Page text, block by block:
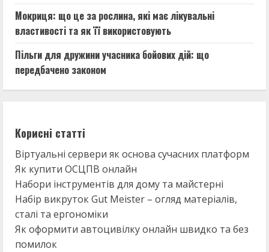
Мокриця: що це за рослина, які має лікувальні
властивості та як її використовують
Пільги для дружини учасника бойових дій: що
передбачено законом
Корисні статті
Віртуальні сервери як основа сучасних платформ
Як купити ОСЦПВ онлайн
Набори інструментів для дому та майстерні
Набір викруток Gut Meister – огляд матеріалів,
сталі та ергономіки
Як оформити автоцивілку онлайн швидко та без
помилок